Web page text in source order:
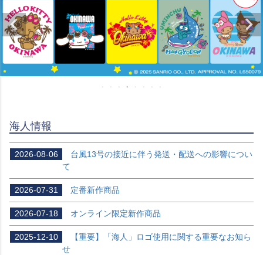
海人情報
2026-08-06
台風13号の接近に伴う発送・配送への影響につい
て
2026-07-31 定番新作商品
2026-07-18 オンライン限定新作商品
2025-12-10
【重要】「海人」ロゴ使用に関する重要なお知ら
せ